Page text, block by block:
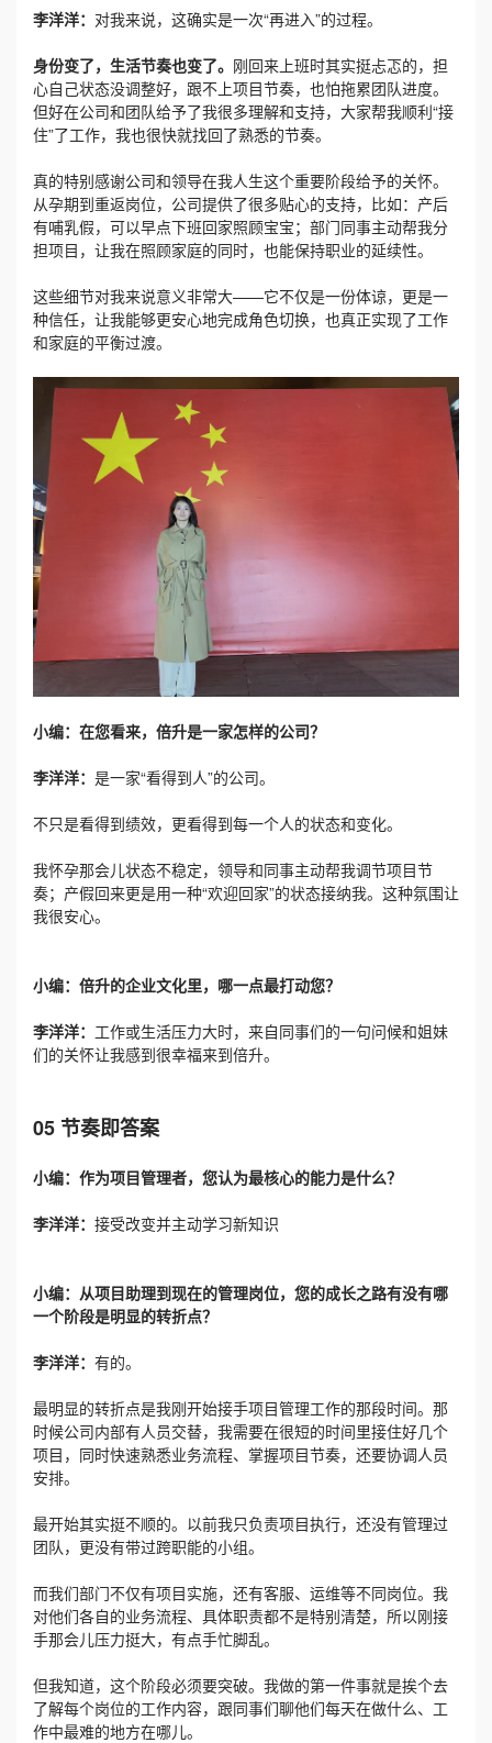
李洋洋： 对我来说，这确实是一次“再进入”的过程。
身份变了，生活节奏也变了。 刚回来上班时其实挺忐忑的，担
心自己状态没调整好，跟不上项目节奏，也怕拖累团队进度。
但好在公司和团队给予了我很多理解和支持，大家帮我顺利“接
住”了工作，我也很快就找回了熟悉的节奏。
真的特别感谢公司和领导在我人生这个重要阶段给予的关怀。
从孕期到重返岗位，公司提供了很多贴心的支持，比如：产后
有哺乳假，可以早点下班回家照顾宝宝；部门同事主动帮我分
担项目，让我在照顾家庭的同时，也能保持职业的延续性。
这些细节对我来说意义非常大——它不仅是一份体谅，更是一
种信任，让我能够更安心地完成角色切换，也真正实现了工作
和家庭的平衡过渡。
小编：在您看来，倍升是一家怎样的公司？
李洋洋： 是一家“看得到人”的公司。
不只是看得到绩效，更看得到每一个人的状态和变化。
我怀孕那会儿状态不稳定，领导和同事主动帮我调节项目节
奏；产假回来更是用一种“欢迎回家”的状态接纳我。这种氛围让
我很安心。
小编：倍升的企业文化里，哪一点最打动您？
李洋洋： 工作或生活压力大时，来自同事们的一句问候和姐妹
们的关怀让我感到很幸福来到倍升。
05 节奏即答案
小编：作为项目管理者，您认为最核心的能力是什么？
李洋洋： 接受改变并主动学习新知识
小编：从项目助理到现在的管理岗位，您的成长之路有没有哪
一个阶段是明显的转折点？
李洋洋： 有的。
最明显的转折点是我刚开始接手项目管理工作的那段时间。那
时候公司内部有人员交替，我需要在很短的时间里接住好几个
项目，同时快速熟悉业务流程、掌握项目节奏，还要协调人员
安排。
最开始其实挺不顺的。以前我只负责项目执行，还没有管理过
团队，更没有带过跨职能的小组。
而我们部门不仅有项目实施，还有客服、运维等不同岗位。我
对他们各自的业务流程、具体职责都不是特别清楚，所以刚接
手那会儿压力挺大，有点手忙脚乱。
但我知道，这个阶段必须要突破。我做的第一件事就是挨个去
了解每个岗位的工作内容，跟同事们聊他们每天在做什么、工
作中最难的地方在哪儿。